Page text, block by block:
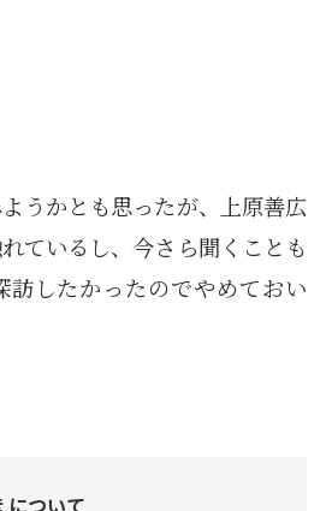
うかとも思ったが、上原善広
ているし、今さら聞くことも
訪したかったのでやめておい
について